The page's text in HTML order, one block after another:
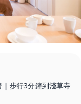
步行3分鐘到淺草寺